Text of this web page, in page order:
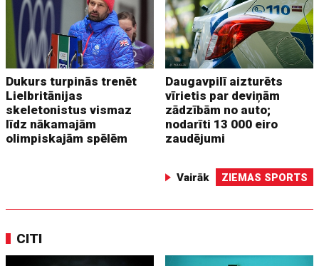
Dukurs turpinās trenēt
Lielbritānijas
skeletonistus vismaz
līdz nākamajām
olimpiskajām spēlēm
Daugavpilī aizturēts
vīrietis par deviņām
zādzībām no auto;
nodarīti 13 000 eiro
zaudējumi
Vairāk ZIEMAS SPORTS
CITI